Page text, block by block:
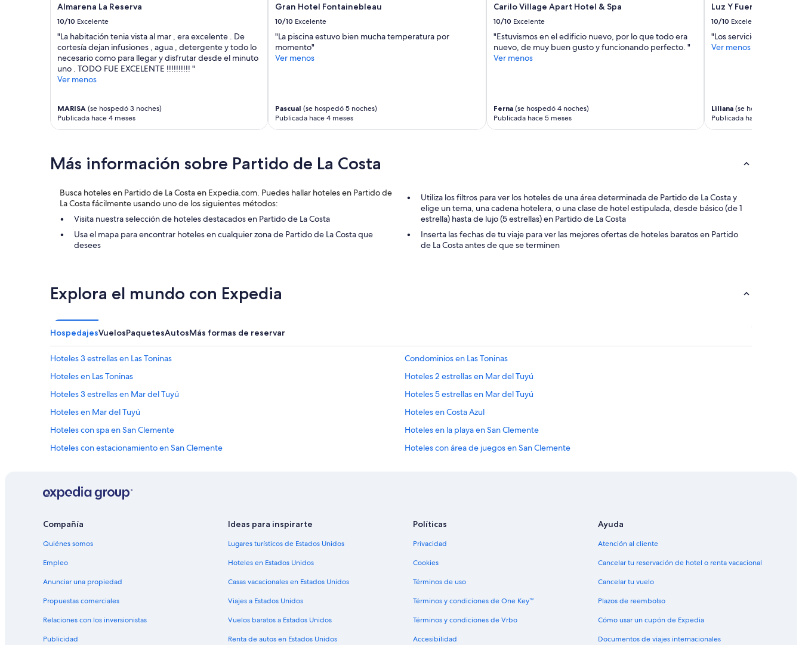
disponibilidad
están
sujetos
cambios.
Aplican
términos
Almarena La Reserva
10/10 Excelente
"La habitación tenia vista al mar , era excelente . De
cortesía dejan infusiones , agua , detergente y todo lo
necesario como para llegar y disfrutar desde el minuto
uno . TODO FUE EXCELENTE !!!!!!!!!! "
Ver menos
MARISA (se hospedó 3 noches)
Publicada hace 4 meses
Gran Hotel Fontainebleau
10/10 Excelente
"La piscina estuvo bien mucha temperatura por
momento"
Ver menos
Pascual (se hospedó 5 noches)
Publicada hace 4 meses
Carilo Village Apart Hotel & Spa
10/10 Excelente
"Estuvismos en el edificio nuevo, por lo que todo era
nuevo, de muy buen gusto y funcionando perfecto. "
Ver menos
Ferna(se hospedó 4 noches)
Publicada hace 5 meses
Luz Y Fuerza San
10/10 Excelente
"Los servicios"
Ver menos
Liliana(se hospedó 1
Publicada hace 6 meses
Más información sobre Partido de La Costa
Busca hoteles en Partido de La Costa en Expedia.com. Puedes hallar hoteles en Partido de
La Costa fácilmente usando uno de los siguientes métodos:
Visita nuestra selección de hoteles destacados en Partido de La Costa
Usa el mapa para encontrar hoteles en cualquier zona de Partido de La Costa que
desees
Utiliza los filtros para ver los hoteles de una área determinada de Partido de La Costa y
elige un tema, una cadena hotelera, o una clase de hotel estipulada, desde básico (de 1
estrella) hasta de lujo (5 estrellas) en Partido de La Costa
Inserta las fechas de tu viaje para ver las mejores ofertas de hoteles baratos en Partido
de La Costa antes de que se terminen
Explora el mundo con Expedia
HospedajesVuelosPaquetesAutosMás formas de reservar
Hoteles 3 estrellas en Las Toninas
Condominios en Las Toninas
Hoteles en Las Toninas
Hoteles 2 estrellas en Mar del Tuyú
Hoteles 3 estrellas en Mar del Tuyú
Hoteles 5 estrellas en Mar del Tuyú
Hoteles en Mar del Tuyú
Hoteles en Costa Azul
Hoteles con spa en San Clemente
Hoteles en la playa en San Clemente
Hoteles con estacionamiento en San Clemente
Hoteles con área de juegos en San Clemente
Hoteles 5 estrellas en Aguas Verdes
Apartamentos en Aguas Verdes
Hoteles en Aguas Verdes
Hoteles cerca de Plaza de la Familia
Hoteles 5 estrellas en Costa del Este
Hoteles con desayuno incluido en Costa del Este
Compañía
Quiénes somos
Empleo
Anunciar una propiedad
Propuestas comerciales
Relaciones con los inversionistas
Publicidad
Ideas para inspirarte
Lugares turísticos de Estados Unidos
Hoteles en Estados Unidos
Casas vacacionales en Estados Unidos
Viajes a Estados Unidos
Vuelos baratos a Estados Unidos
Renta de autos en Estados Unidos
Políticas
Privacidad
Cookies
Términos de uso
Términos y condiciones de One Key™
Términos y condiciones de Vrbo
Accesibilidad
Ayuda
Atención al cliente
Cancelar tu reservación de hotel o renta vacacional
Cancelar tu vuelo
Plazos de reembolso
Cómo usar un cupón de Expedia
Documentos de viajes internacionales